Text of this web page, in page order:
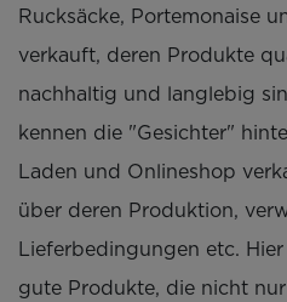
Rucksäcke, Portemonaise
verkauft, deren Produkte
nachhaltig und langlebig
kennen die "Gesichter"
Laden und Onlineshop
über deren Produktion,
Lieferbedingungen etc.
gute Produkte, die nicht